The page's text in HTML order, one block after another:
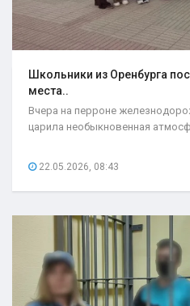
Школьники из Оренбурга
места..
Вчера на перроне
царила необыкновенная
22.05.2026, 08:43